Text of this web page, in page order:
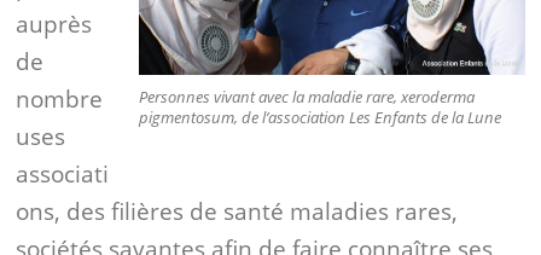
Personnes vivant avec la maladie rare, xeroderma
pigmentosum, de l’association Les Enfants de la Lune
auprès
de
nombre
uses
associati
ons, des filières de santé maladies rares,
sociétés savantes afin de faire connaître ses